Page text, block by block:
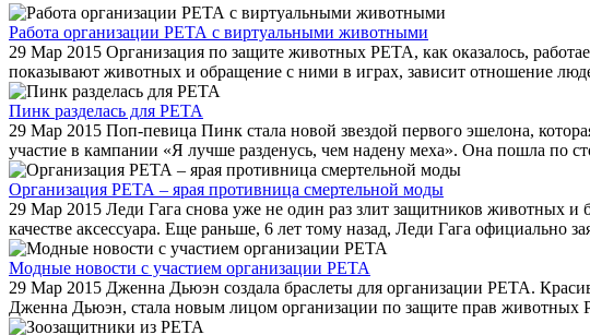
Работа организации РЕТА с виртуальными животными
29 Мар 2015 Организация по защите животных РЕТА, как оказалось,
показывают животных и обращение с ними в играх, зависит отношение
Пинк разделась для PETA
29 Мар 2015 Поп-певица Пинк стала новой звездой первого эшелона,
участие в кампании «Я лучше разденусь, чем надену меха». Она пошла по
Организация РЕТА – ярая противница смертельной моды
29 Мар 2015 Леди Гага снова уже не один раз злит защитников животных и
качестве аксессуара. Еще раньше, 6 лет тому назад, Леди Гага официально
Модные новости с участием организации РЕТА
29 Мар 2015 Дженна Дьюэн создала браслеты для организации PETA.
Дженна Дьюэн, стала новым лицом организации по защите прав животных